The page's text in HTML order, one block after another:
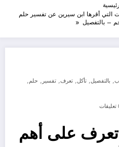
التي أقرها ابن سيرين عن تفسير حلم
– بالتفصيل
, بالتفصيل, تأكل, تعرف, تفسير , حلم,
على أهم